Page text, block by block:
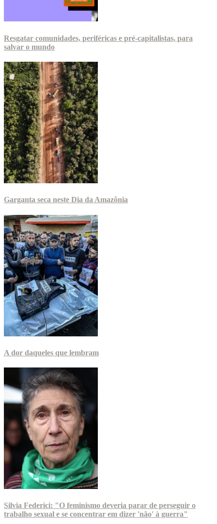
Resgatar comunidades, periféricas e pré-capitalistas, para
salvar o mundo
Garganta seca neste Dia da Amazônia
A dor daqueles que lembram
Silvia Federici: "O feminismo deveria parar de perseguir o
trabalho sexual e se concentrar em dizer 'não' à guerra"